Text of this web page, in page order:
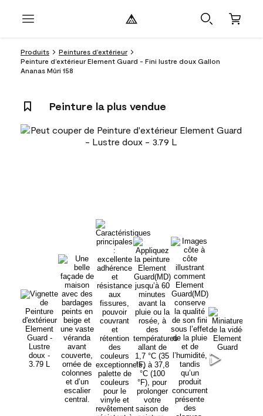
Produits
Peintures d’extérieur
Peinture d’extérieur Element Guard - Fini lustre doux Gallon
Ananas Mûri 158
Peinture la plus vendue